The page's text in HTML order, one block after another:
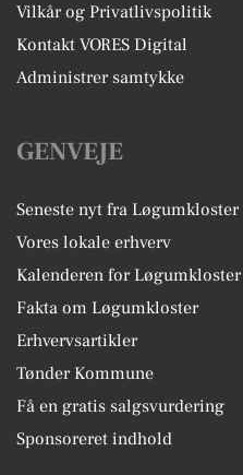
Vilkår og Privatlivspolitik
Kontakt VORES Digital
Administrer samtykke
GENVEJE
Seneste nyt fra Løgumkloster
Vores lokale erhverv
Kalenderen for Løgumkloster
Fakta om Løgumkloster
Erhvervsartikler
Tønder Kommune
Få en gratis salgsvurdering
Sponsoreret indhold